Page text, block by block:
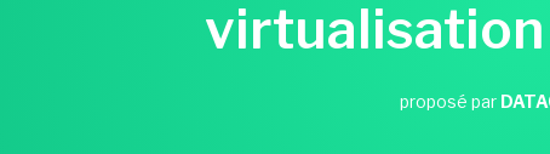
proposé par